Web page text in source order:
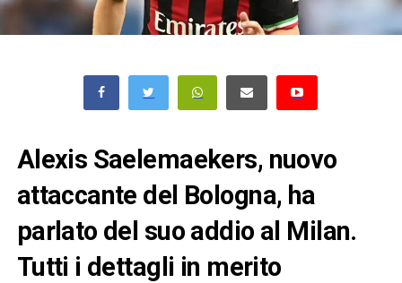
Alexis Saelemaekers, nuovo
attaccante del Bologna, ha
parlato del suo addio al Milan.
Tutti i dettagli in merito